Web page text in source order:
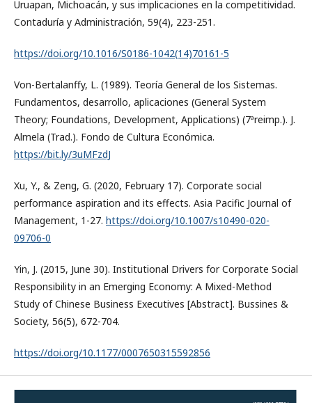
Uruapan, Michoacán, y sus implicaciones en la competitividad.
Contaduría y Administración, 59(4), 223-251.
https://doi.org/10.1016/S0186-1042(14)70161-5
Von-Bertalanffy, L. (1989). Teoría General de los Sistemas.
Fundamentos, desarrollo, aplicaciones (General System
Theory; Foundations, Development, Applications) (7ªreimp.). J.
Almela (Trad.). Fondo de Cultura Económica.
https://bit.ly/3uMFzdJ
Xu, Y., & Zeng, G. (2020, February 17). Corporate social
performance aspiration and its effects. Asia Pacific Journal of
Management, 1-27. https://doi.org/10.1007/s10490-020-
09706-0
Yin, J. (2015, June 30). Institutional Drivers for Corporate Social
Responsibility in an Emerging Economy: A Mixed-Method
Study of Chinese Business Executives [Abstract]. Bussines &
Society, 56(5), 672-704.
https://doi.org/10.1177/0007650315592856